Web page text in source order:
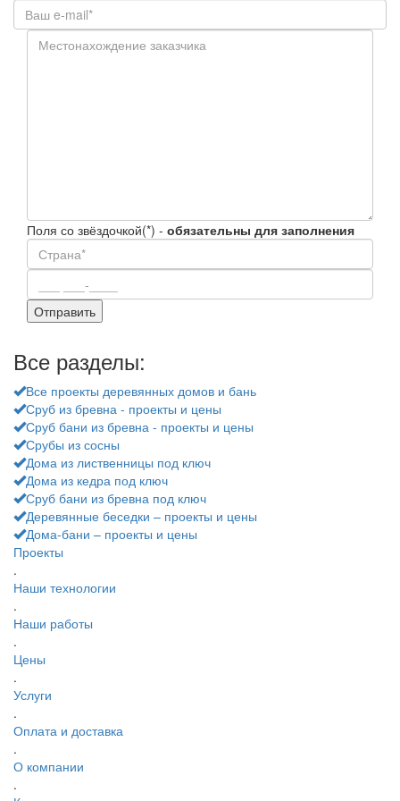
Поля со звёздочкой(*) - обязательны для заполнения
Все разделы:
Все проекты деревянных домов и бань
Сруб из бревна - проекты и цены
Сруб бани из бревна - проекты и цены
Срубы из сосны
Дома из лиственницы под ключ
Дома из кедра под ключ
Сруб бани из бревна под ключ
Деревянные беседки – проекты и цены
Дома-бани – проекты и цены
Проекты
.
Наши технологии
.
Наши работы
.
Цены
.
Услуги
.
Оплата и доставка
.
О компании
.